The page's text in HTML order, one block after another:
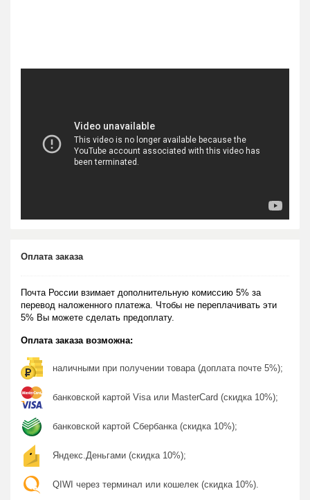
Оплата заказа
Почта России взимает дополнительную комиссию 5% за
перевод наложенного платежа. Чтобы не переплачивать эти
5% Вы можете сделать предоплату.
Оплата заказа возможна:
наличными при получении товара (доплата почте 5%);
банковской картой Visa или MasterCard (скидка 10%);
банковской картой Сбербанка (скидка 10%);
Яндекс.Деньгами (скидка 10%);
QIWI через терминал или кошелек (скидка 10%).